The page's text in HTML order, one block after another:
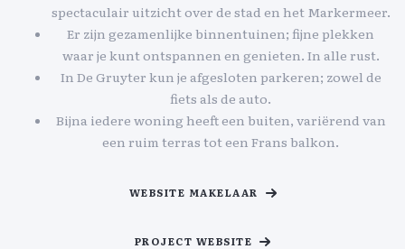
spectaculair uitzicht over de stad en het Markermeer.
Er zijn gezamenlijke binnentuinen; fijne plekken
waar je kunt ontspannen en genieten. In alle rust.
In De Gruyter kun je afgesloten parkeren; zowel de
fiets als de auto.
Bijna iedere woning heeft een buiten, variërend van
een ruim terras tot een Frans balkon.
WEBSITE MAKELAAR
PROJECT WEBSITE